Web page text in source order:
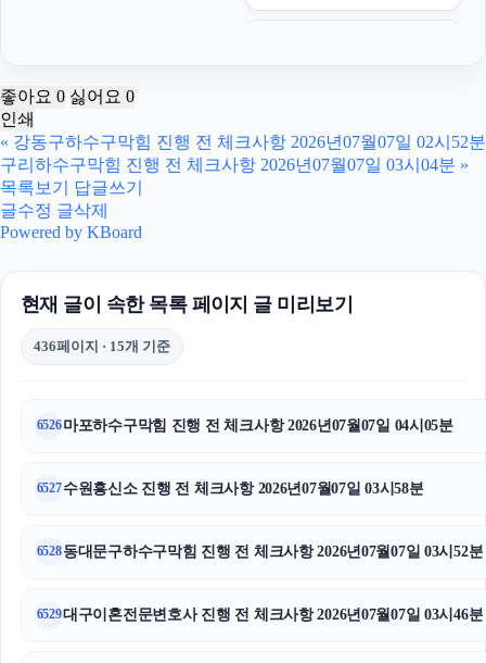
김포공항주차대행
시트파일
핑크티켓
좋아요 0 싫어요 0
인쇄
« 강동구하수구막힘 진행 전 체크사항 2026년07월07일 02시52분
구리하수구막힘 진행 전 체크사항 2026년07월07일 03시04분 »
목록보기
답글쓰기
글수정 글삭제
Powered by KBoard
현재 글이 속한 목록 페이지 글 미리보기
436페이지 · 15개 기준
6526마포하수구막힘 진행 전 체크사항 2026년07월07일 04시05분
6527수원흥신소 진행 전 체크사항 2026년07월07일 03시58분
6528동대문구하수구막힘 진행 전 체크사항 2026년07월07일 03시52분
6529대구이혼전문변호사 진행 전 체크사항 2026년07월07일 03시46분